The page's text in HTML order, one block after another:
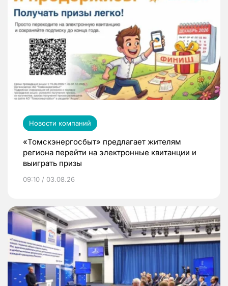
Новости компаний
«Томскэнергосбыт» предлагает жителям
региона перейти на электронные квитанции и
выиграть призы
09:10 / 03.08.26